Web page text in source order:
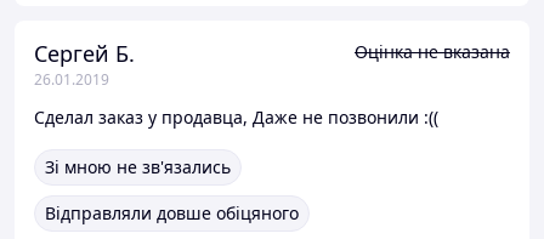
Сергей Б.
26.01.2019
Оцінка не вказана
Сделал заказ у продавца, Даже не позвонили :((
Зі мною не зв'язались
Відправляли довше обіцяного